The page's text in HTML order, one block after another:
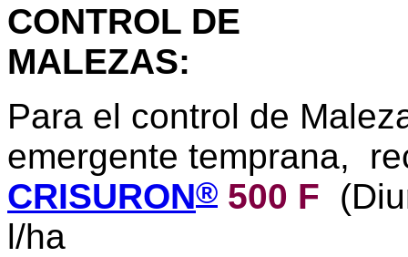
CONTROL DE
MALEZAS:
Para el control de
emergente temprana,
CRISURON® 500 F
l/ha